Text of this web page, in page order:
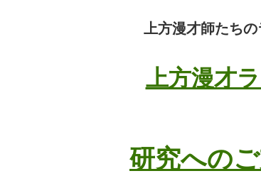
上方漫才師たち
上方漫才
研究への